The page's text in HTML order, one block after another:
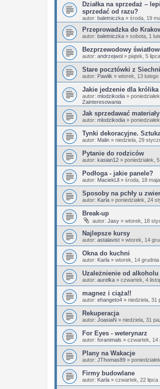
Działka na sprzedaż –
sprzedać od razu?
autor: baletniczka » środa, 19
Przeprowadzka do
autor: baletniczka » sobota, 1
Bezprzewodowy
autor: andrzejwol » piątek, 5
Stare pocztówki z
autor: Pawlik » wtorek, 13 lutego
Jakie jedzenie dla
autor: mlodzikodia »
Zainteresowania
Jak sprzedawać
autor: mlodzikodia »
Tynki dekoracyjne.
autor: Malin » niedziela, 29
Pytanie do rodziców
autor: kasian12 » poniedziałek,
Podłoga - jakie panele?
autor: MaciekLll » środa, 18
Sposoby na pchły u
autor: Karla » poniedziałek, 24
Break-up
autor: Jasy » wtorek, 18
Najlepsze kursy
autor: astalavist » wtorek, 14
Okna do kuchni
autor: Karla » wtorek, 14
Uzależnienie od alkoholu
autor: aurelka » czwartek, 4
magnez i ciąża!!
autor: ehangeto4 » niedziela, 31
Rekuperacja
autor: JoasiaN » niedziela, 31
For Eyes - weterynarz
autor: foranimals » czwartek, 14
Plany na Wakacje
autor: JThomas89 »
Firmy budowlane
autor: Karla » czwartek, 22 lipca